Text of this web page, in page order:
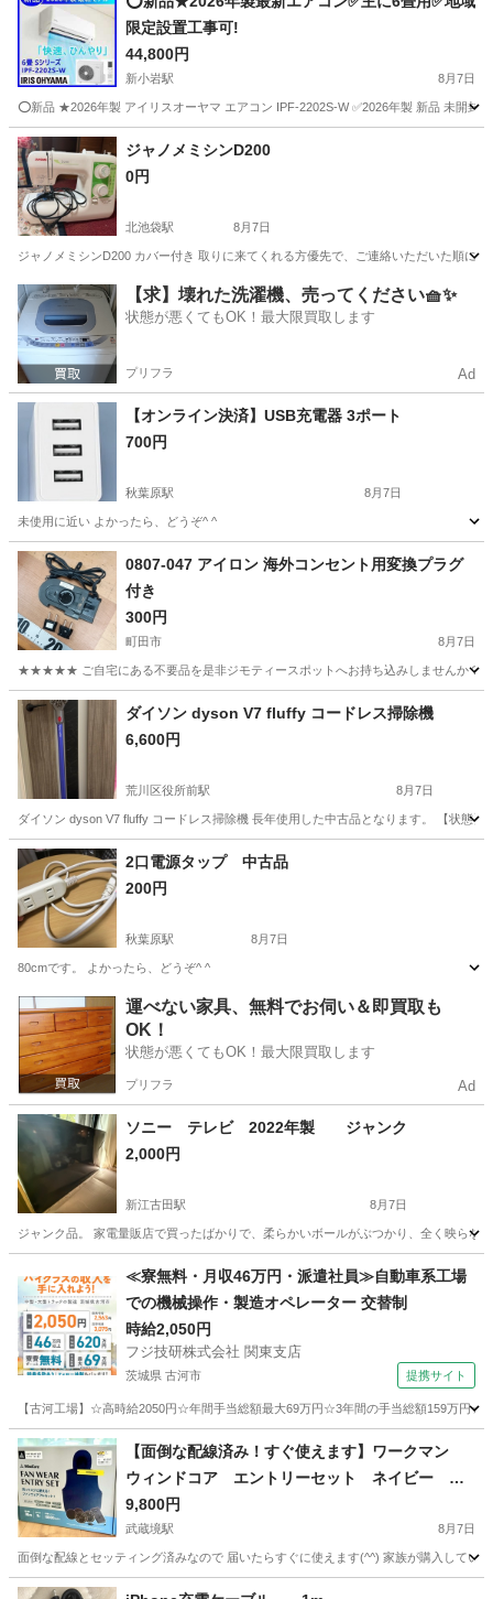
限定設置工事可!
44,800円
新小岩駅 8月7日
⭕️新品 ★2026年製 アイリスオーヤマ エアコン IPF-2202S-W ✅2026年製 新品 未開封
東京 江戸川区 新小岩駅
ジャノメミシンD200
0円
北池袋駅 8月7日
ジャノメミシンD200 カバー付き 取りに来てくれる方優先で、ご連絡いただいた順に対
東京 豊島区 北池袋駅 生活家電
【求】壊れた洗濯機、売ってください🧺✨
状態が悪くてもOK！最大限買取します
プリフラ Ad
【オンライン決済】USB充電器 3ポート
700円
秋葉原駅 8月7日
未使用に近い よかったら、どうぞ^ ^
東京 千代田区 ポート
0807-047 アイロン 海外コンセント用変換プラグ
付き
300円
町田市 8月7日
★★★★★ ご自宅にある不要品を是非ジモティースポットへお持ち込みしませんか？
東京 町田市 その他
ダイソン dyson V7 fluffy コードレス掃除機
6,600円
荒川区役所前駅 8月7日
ダイソン dyson V7 fluffy コードレス掃除機 長年使用した中古品となります。 【状態
東京 荒川区 荒川区役所前駅 生活家電
2口電源タップ 中古品
200円
秋葉原駅 8月7日
80cmです。 よかったら、どうぞ^ ^
東京 千代田区 秋葉原駅 その他
運べない家具、無料でお伺い＆即買取も
OK！
状態が悪くてもOK！最大限買取します
プリフラ Ad
ソニー テレビ 2022年製 ジャンク
2,000円
新江古田駅 8月7日
ジャンク品。 家電量販店で買ったばかりで、柔らかいボールがぶつかり、全く映ら
新江古田駅 テレビ
≪寮無料・月収46万円・派遣社員≫自動車系工場
での機械操作・製造オペレーター 交替制
時給2,050円
フジ技研株式会社 関東支店
茨城県 古河市 提携サイト
【古河工場】☆高時給2050円☆年間手当総額最大69万円☆3年間の手当総額159万円☆
茨城 古河市 その他
【面倒な配線済み！すぐ使えます】ワークマン
ウィンドコア エントリーセット ネイビー 空
調服 Lサイズ 2026
9,800円
武蔵境駅 8月7日
面倒な配線とセッティング済みなので 届いたらすぐに使えます(^^) 家族が購入してい
東京 武蔵野市 武蔵境駅 季節、空調家電